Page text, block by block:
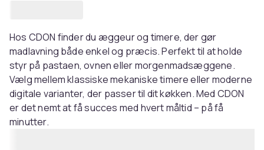
Hos CDON finder du æggeur og timere, der gør
madlavning både enkel og præcis. Perfekt til at holde
styr på pastaen, ovnen eller morgenmadsæggene.
Vælg mellem klassiske mekaniske timere eller moderne
digitale varianter, der passer til dit køkken. Med CDON
er det nemt at få succes med hvert måltid – på få
minutter.